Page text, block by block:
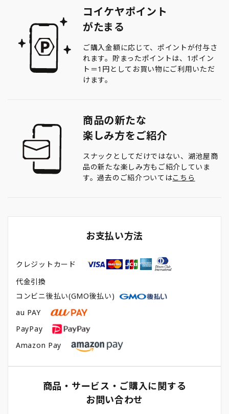
コイケヤポイント
がたまる
ご購入金額に応じて、ポイントが付与さ
れます。貯まったポイントは、1ポイン
ト＝1円としてお買い物にご利用いただ
けます。
商品の新たな
楽しみ方をご紹介
スナックとしてだけではない、湖池屋商
品の新たな楽しみ方もご紹介していま
す。過去のご紹介ついてはこちら
お支払い方法
クレジットカード
代金引換
コンビニ後払い(GMO後払い)
au PAY
PayPay
Amazon Pay
商品・サービス・ご購入に関する
お問い合わせ